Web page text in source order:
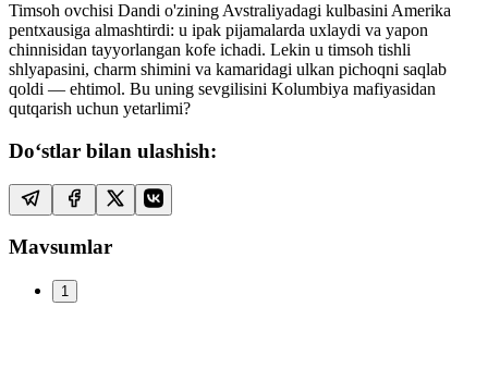
Timsoh ovchisi Dandi o'zining Avstraliyadagi kulbasini Amerika
pentxausiga almashtirdi: u ipak pijamalarda uxlaydi va yapon
chinnisidan tayyorlangan kofe ichadi. Lekin u timsoh tishli
shlyapasini, charm shimini va kamaridagi ulkan pichoqni saqlab
qoldi — ehtimol. Bu uning sevgilisini Kolumbiya mafiyasidan
qutqarish uchun yetarlimi?
Do‘stlar bilan ulashish:
Mavsumlar
1